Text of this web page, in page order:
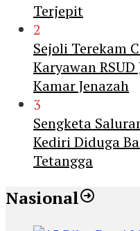
Terjepit
2
Sejoli Terekam
Karyawan
Kamar Jenazah
3
Sengketa
Kediri Diduga
Tetangga
Nasional